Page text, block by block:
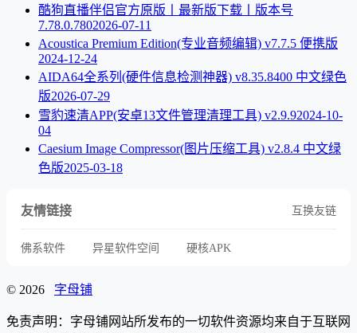
酷狗直播伴侣官方原版丨最新版下载丨版本号
7.78.0.7802026-07-11
Acoustica Premium Edition(专业音频编辑) v7.7.5 便携版
2024-12-24
AIDA64全系列(硬件信息检测神器) v8.35.8400 中文绿色
版2026-07-29
雪豹速清APP(安卓13文件管理清理工具) v2.9.92024-10-
04
Caesium Image Compressor(图片压缩工具) v2.8.4 中文绿
色版2025-03-18
友情链接 互换友链
佛系软件 异星软件空间 硬核APK
© 2026 字母铺
免责声明：字母铺网站所发布的一切软件资源均来自于互联网